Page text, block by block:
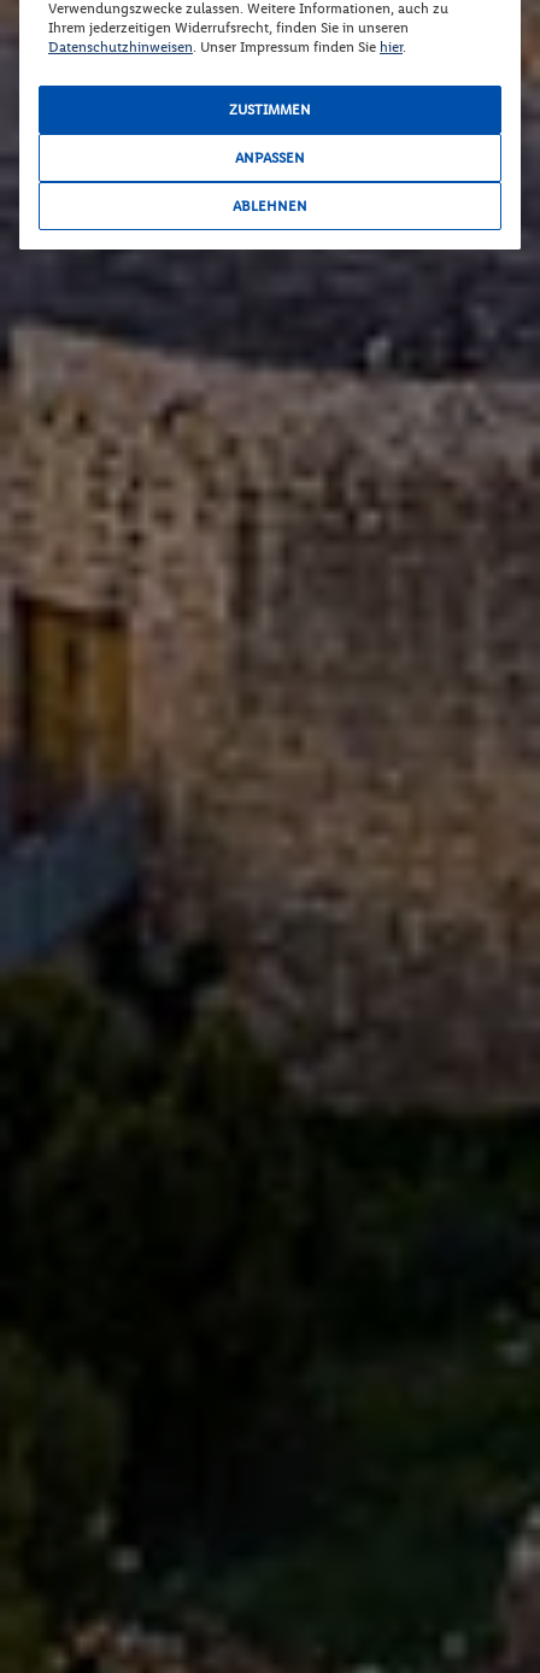
Verwendungszwecke zulassen. Weitere Informationen, auch zu
Ihrem jederzeitigen Widerrufsrecht, finden Sie in unseren
Datenschutzhinweisen. Unser Impressum finden Sie hier.
ZUSTIMMEN
ANPASSEN
ABLEHNEN